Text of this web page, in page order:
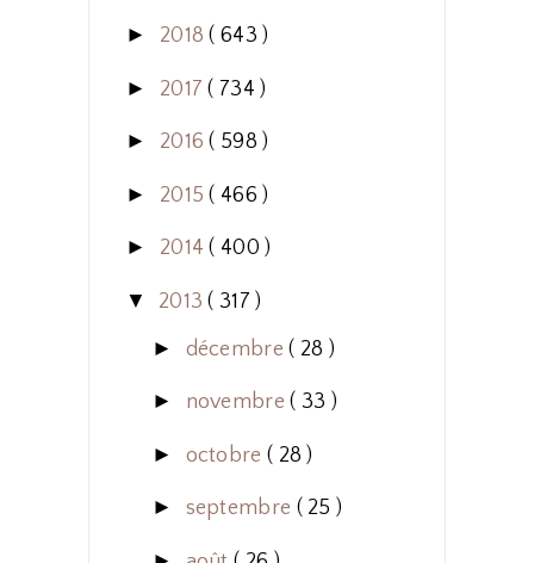
► 2018( 643 )
► 2017( 734 )
► 2016( 598 )
► 2015( 466 )
► 2014( 400 )
▼ 2013( 317 )
► décembre( 28 )
► novembre( 33 )
► octobre ( 28 )
► septembre ( 25 )